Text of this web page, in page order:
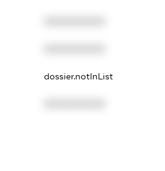
dossier.notInList